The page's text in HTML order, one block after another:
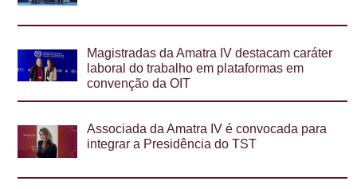
Magistradas da Amatra IV destacam caráter
laboral do trabalho em plataformas em
convenção da OIT
Associada da Amatra IV é convocada para
integrar a Presidência do TST